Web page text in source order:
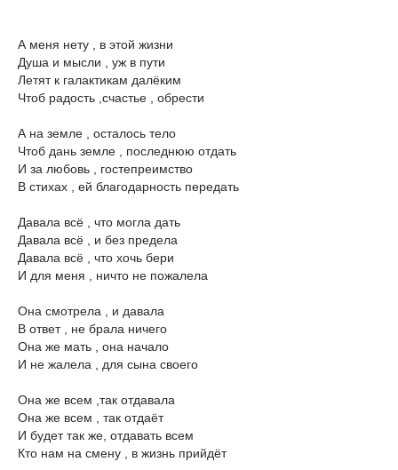
А меня нету , в этой жизни
Душа и мысли , уж в пути
Летят к галактикам далёким
Чтоб радость ,счастье , обрести
А на земле , осталось тело
Чтоб дань земле , последнюю отдать
И за любовь , гостепреимство
В стихах , ей благодарность передать
Давала всё , что могла дать
Давала всё , и без предела
Давала всё , что хочь бери
И для меня , ничто не пожалела
Она смотрела , и давала
В ответ , не брала ничего
Она же мать , она начало
И не жалела , для сына своего
Она же всем ,так отдавала
Она же всем , так отдаёт
И будет так же, отдавать всем
Кто нам на смену , в жизнь прийдёт